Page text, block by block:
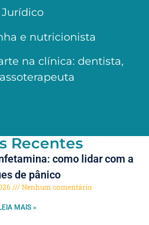
e nutricionista
na clínica: dentista,
Recentes
como lidar com a
de pânico
Nenhum comentário
MAIS »